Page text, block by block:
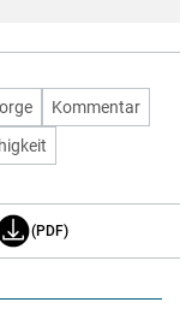
Kommentar
(PDF)